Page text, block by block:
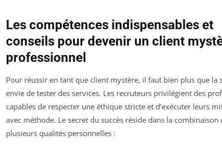
Les compétences indispensables et
conseils pour devenir un client
professionnel
Pour réussir en tant que client mystère, il faut bien plus que la
envie de tester des services. Les recruteurs privilégient des
capables de respecter une éthique stricte et d’exécuter leurs
avec méthode. Le secret du succès réside dans la combinaison
plusieurs qualités personnelles :